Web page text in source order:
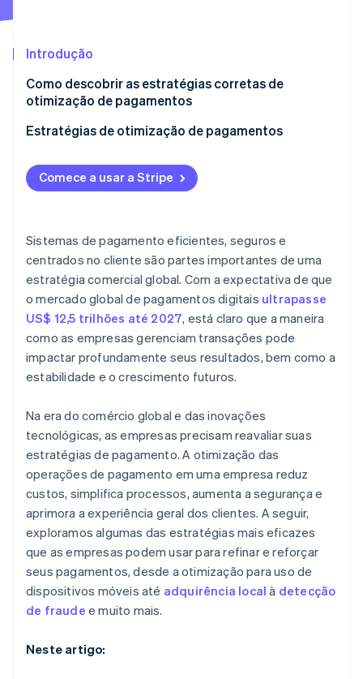
Veja como a Stripe está construindo a infraestrutura
Assista agora
Stripe App Marketplace
Introdução
Como descobrir as estratégias corretas de
otimização de pagamentos
Estratégias de otimização de pagamentos
Otimize para dispositivos móveis
Adote a adquirência local
Automatize sempre que possível
Habilite pagamentos por aproximação em grande
escala
Crie uma experiência de unified commerce
Comece a usar a Stripe
Sistemas de pagamento eficientes, seguros e
centrados no cliente são partes importantes de uma
estratégia comercial global. Com a expectativa de que
o mercado global de pagamentos digitais ultrapasse
US$ 12,5 trilhões até 2027, está claro que a maneira
como as empresas gerenciam transações pode
impactar profundamente seus resultados, bem como a
estabilidade e o crescimento futuros.
Na era do comércio global e das inovações
tecnológicas, as empresas precisam reavaliar suas
estratégias de pagamento. A otimização das
operações de pagamento em uma empresa reduz
custos, simplifica processos, aumenta a segurança e
aprimora a experiência geral dos clientes. A seguir,
exploramos algumas das estratégias mais eficazes
que as empresas podem usar para refinar e reforçar
seus pagamentos, desde a otimização para uso de
dispositivos móveis até adquirência local à detecção
de fraude e muito mais.
Neste artigo: